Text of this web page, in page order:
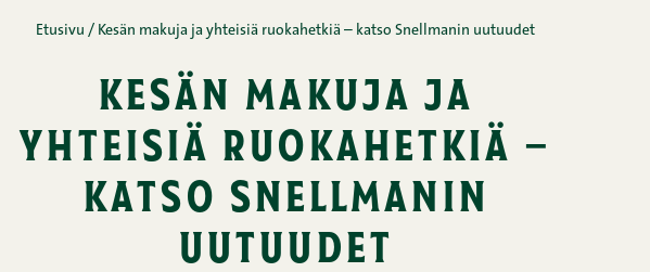
Etusivu / Kesän makuja ja yhteisiä ruokahetkiä – katso Snellmanin uutuudet
kesän makuja ja
yhteisiä ruokahetkiä –
katso snellmanin
uutuudet